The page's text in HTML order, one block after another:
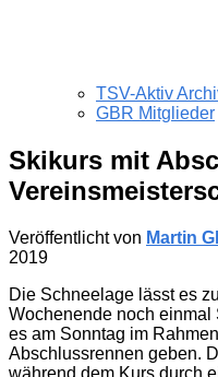
TSV-Aktiv
GBR Mitglieder
Skikurs mit
Veröffentlicht von Martin
2019
Die Schneelage lässt es
Wochenende noch einmal
es am Sonntag im
Abschlussrennen geben.
während dem Kurs durch